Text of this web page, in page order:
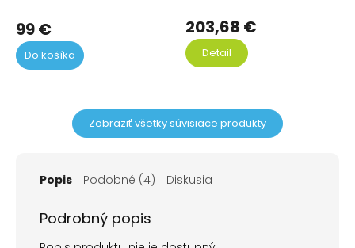
99 €
Do košíka
203,68 €
Detail
Zobraziť všetky súvisiace produkty
Popis Podobné (4) Diskusia
Podrobný popis